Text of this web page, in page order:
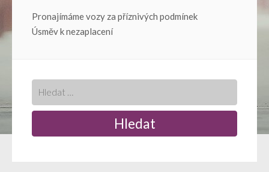
Navigace
příspěvek
Pronajímáme vozy za příznivých podmínek
Úsměv k nezaplacení